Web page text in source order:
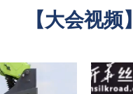
【大会视频】